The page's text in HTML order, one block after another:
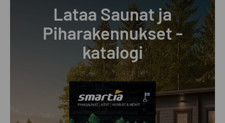
Lataa Saunat ja
Piharakennukset -
katalogi